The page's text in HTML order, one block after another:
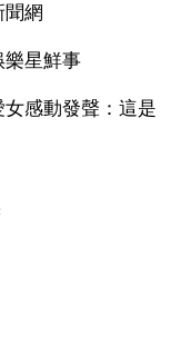
網
星鮮事
感動發聲：這是